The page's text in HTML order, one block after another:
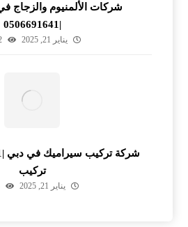
شركات الألمنيوم والزجاج
|0506691641
يناير 21, 2025
تركيب
يناير 21, 2025